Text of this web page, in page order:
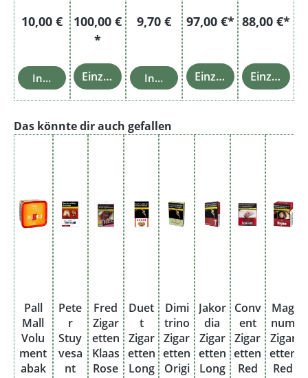
Regulärer Preis:
10,00 €
In den Warenkorb
100,00 €
*
Einzelheiten
Regulärer Preis:
9,70 €
In den Warenkorb
97,00 €*
Einzelheiten
88,00 €*
Einzelheiten
Produktgalerie überspringen
Das könnte dir auch gefallen
Pall
Mall
Volu
ment
abak
Pete
r
Stuy
vesa
nt
Fred
Zigar
etten
Klaas
Rose
Duet
t
Zigar
etten
Long
Dimi
trino
Zigar
etten
Origi
Jakor
dia
Zigar
etten
Long
Conv
ent
Zigar
etten
Red
Mag
num
Zigar
etten
Red